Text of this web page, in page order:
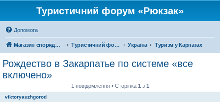
Туристичний форум «Рюкзак»
Допомога
Магазин спорядження Туристичний форум «Рюкзак» Україна Туризм у Карпатах
Рождество в Закарпатье по системе «все
включено»
1 повідомлення • Сторінка 1 з 1
viktoryauzhgorod